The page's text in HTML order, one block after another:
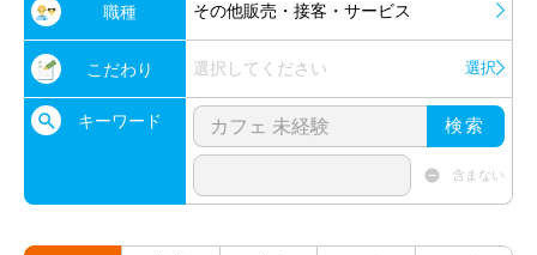
職種 その他販売・接客・サービス
こだわり 選択してください 選択
キーワード 検索
含まない